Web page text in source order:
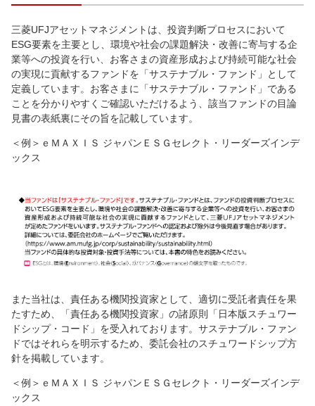
三菱UFJアセットマネジメントは、投資判断プロセスにおいて
ESG要素を主要とし、環境や社会の課題解決・改善に寄与する企
業等への投資を行い、お客さまの資産形成および持続可能な社会
の実現に貢献するファンドを「サステナブル・ファンド」として
定義しています。お客さまに「サステナブル・ファンド」である
ことを分かりやすくご確認いただけるよう、該当ファンドの目論
見書の表紙裏にその旨を記載しています。
＜例＞ｅＭＡＸＩＳ ジャパンＥＳＧセレクト・リーダーズインデ
ックス
また当社は、責任ある機関投資家として、適切に受託者責任を果
たすため、「責任ある機関投資家」の諸原則「日本版スチュワー
ドシップ・コード」を受入れております。サステナブル・ファン
ドではそれらを明示するため、委託会社のスチュワードシップ方
針を掲載しています。
＜例＞ｅＭＡＸＩＳ ジャパンＥＳＧセレクト・リーダーズインデ
ックス